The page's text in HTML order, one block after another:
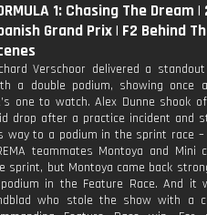
1: Chasing The Dream
Grand Prix | F2 Behind
Verschoor delivered a
a double podium, showing once
one to watch. Alex Dunne shook
drop after a practice incident and
way to a podium in the sprint race
teammates Montoya and Mini
sprint, but Montoya came back
in the Feature Race. And it
who stole the show with a